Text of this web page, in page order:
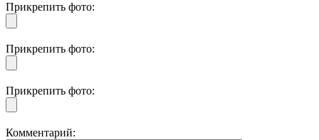
Прикрепить фото:
Прикрепить фото:
Прикрепить фото:
Комментарий: